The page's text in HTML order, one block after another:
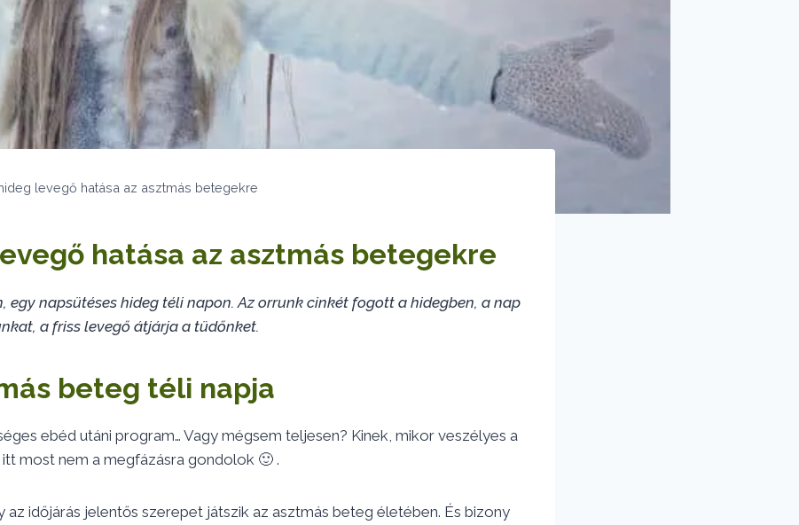
levegő hatása az asztmás betegekre
hatása az asztmás betegekre
egy napsütéses hideg téli napon. Az orrunk cinkét fogott a hidegben, a nap
a friss levegő átjárja a tüdőnket.
beteg téli napja
ebéd utáni program… Vagy mégsem teljesen? Kinek, mikor veszélyes a
most nem a megfázásra gondolok 🙂 .
az időjárás jelentős szerepet játszik az asztmás beteg életében. És bizony